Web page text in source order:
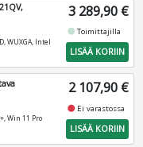
WUXGA, Intel
3 289,90 €
fiber_manual_recordToimittajilla
LISÄÄ KORIIN
Win 11 Pro
2 107,90 €
fiber_manual_record Ei varastossa
LISÄÄ KORIIN